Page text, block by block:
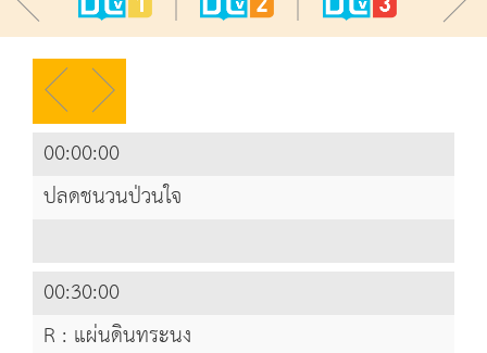
00:00:00
ปลดชนวนป่วนใจ
00:30:00
R : แผ่นดินทระนง